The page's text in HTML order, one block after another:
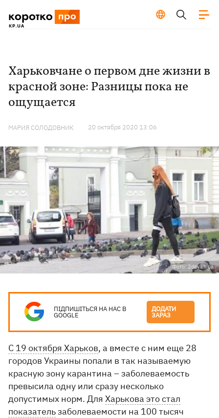
Харьковчане о первом дне жизни в
красной зоне: Разницы пока не
ощущается
МАРИЯ СОЛОДОВНИК 20 октября 2020 13:06
Фото: 2day.kh.ua
ПІДПИШІТЬСЯ НА НАС В
GOOGLE
ДОДАТИ
ЗАРАЗ
С 19 октября Харьков, а вместе с ним еще 28
городов Украины попали в так называемую
красную зону карантина – заболеваемость
превысила одну или сразу несколько
допустимых норм. ДляХарькова это стал
показательзаболеваемости на 100 тысяч